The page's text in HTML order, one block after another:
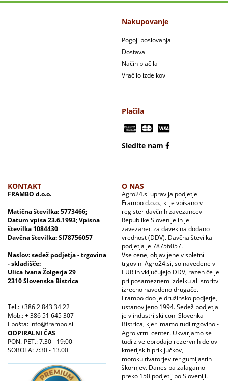
Nakupovanje
Pogoji poslovanja
Dostava
Način plačila
Vračilo izdelkov
Plačila
Sledite nam
KONTAKT
FRAMBO d.o.o.
Matična številka: 5773466;
Datum vpisa 23.6.1993; Vpisna
številka 1084430
Davčna številka: SI78756057
Naslov: sedež podjetja - trgovina
- skladišče:
Ulica Ivana Žolgerja 29
2310 Slovenska Bistrica
Tel.: +386 2 843 34 22
Mob.: + 386 51 645 307
Epošta: info@frambo.si
ODPIRALNI ČAS
PON.-PET.: 7.30 - 19:00
SOBOTA: 7:30 - 13.00
O NAS
Agro24.si upravlja podjetje
Frambo d.o.o., ki je vpisano v
register davčnih zavezancev
Republike Slovenije in je
zavezanec za davek na dodano
vrednost (DDV). Davčna številka
podjetja je 78756057.
Vse cene, objavljene v spletni
trgovini Agro24.si, so navedene v
EUR in vključujejo DDV, razen če je
pri posameznem izdelku ali storitvi
izrecno navedeno drugače.
Frambo doo je družinsko podjetje,
ustanovljeno 1994. Sedež podjetja
je v industrijski coni Slovenka
Bistrica, kjer imamo tudi trgovino -
Agro vrtni center. Ukvarjamo se
tudi z veleprodajo rezervnih delov
kmetijskih priključkov,
motokultivatorjev ter gumijastih
škornjev. Danes pa zalagamo
preko 150 podjetij po Sloveniji.